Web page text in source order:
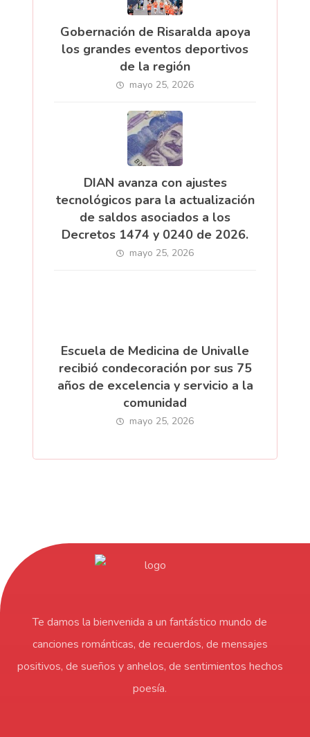
Gobernación de Risaralda apoya
los grandes eventos deportivos
de la región
mayo 25, 2026
DIAN avanza con ajustes
tecnológicos para la actualización
de saldos asociados a los
Decretos 1474 y 0240 de 2026.
mayo 25, 2026
Escuela de Medicina de Univalle
recibió condecoración por sus 75
años de excelencia y servicio a la
comunidad
mayo 25, 2026
Te damos la bienvenida a un fantástico mundo de
canciones románticas, de recuerdos, de mensajes
positivos, de sueños y anhelos, de sentimientos hechos
poesía.